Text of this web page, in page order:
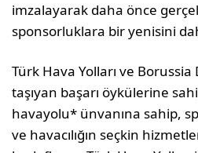
imzalayarak daha önce
sponsorluklara bir yenisini
Türk Hava Yolları ve
taşıyan başarı öykülerine
havayolu* ünvanına sahip,
ve havacılığın seçkin